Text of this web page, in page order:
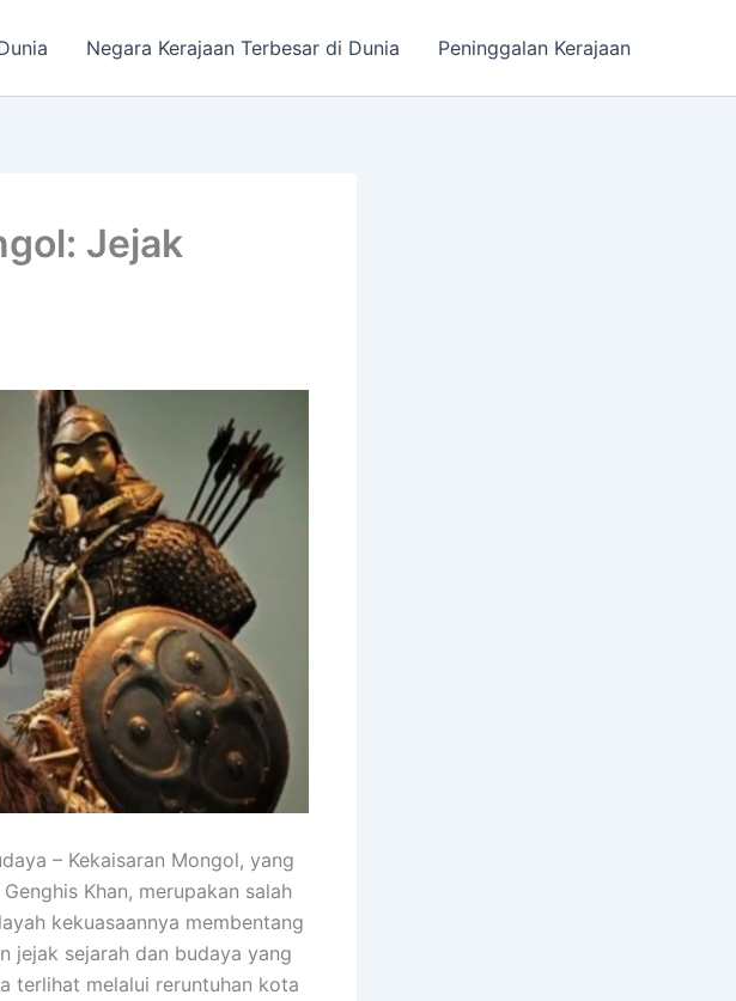
Negara Kerajaan Terbesar di Dunia Peninggalan Kerajaan
Jejak
– Kekaisaran Mongol, yang
Genghis Khan, merupakan salah
kekuasaannya membentang
jejak sejarah dan budaya yang
terlihat melalui reruntuhan kota